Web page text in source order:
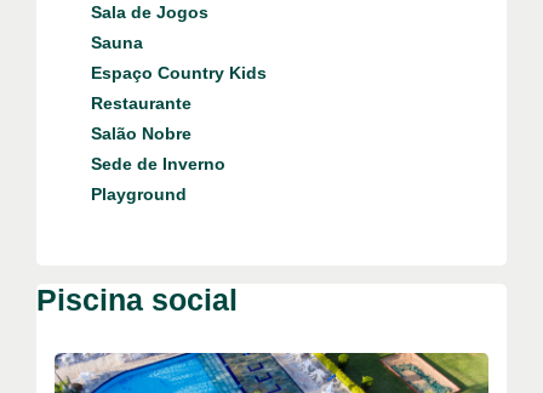
Sala de Jogos
Sauna
Espaço Country Kids
Restaurante
Salão Nobre
Sede de Inverno
Playground
Piscina social